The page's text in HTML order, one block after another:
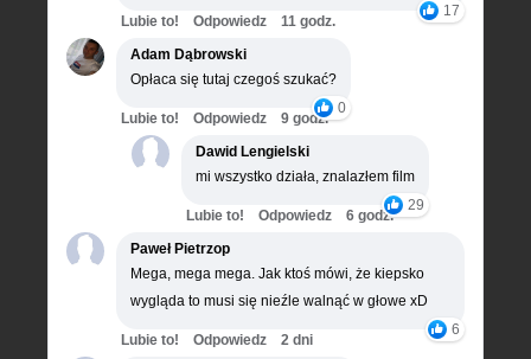
17
Lubie to! Odpowiedz
11 godz.
Adam Dąbrowski
Opłaca się tutaj czegoś szukać?
0
Lubie to! Odpowiedz
9 godz.
Dawid Lengielski
mi wszystko działa, znalazłem film
29
Lubie to! Odpowiedz
6 godz.
Paweł Pietrzop
Mega, mega mega. Jak ktoś mówi, że kiepsko
wygląda to musi się nieźle walnąć w głowe xD
6
Lubie to! Odpowiedz
2 dni